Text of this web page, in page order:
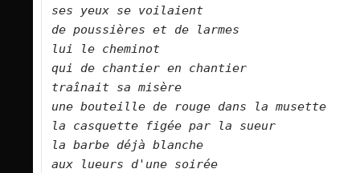
ses yeux se voilaient
de poussières et de larmes
lui le cheminot
qui de chantier en chantier
traînait sa misère
une bouteille de rouge dans la musette
la casquette figée par la sueur
la barbe déjà blanche
aux lueurs d'une soirée